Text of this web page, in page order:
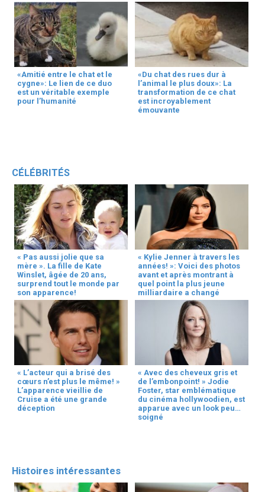
«Amitié entre le chat et le
cygne»: Le lien de ce duo
est un véritable exemple
pour l’humanité
«Du chat des rues dur à
l’animal le plus doux»: La
transformation de ce chat
est incroyablement
émouvante
CÉLÉBRITÉS
« Pas aussi jolie que sa
mère ». La fille de Kate
Winslet, âgée de 20 ans,
surprend tout le monde par
son apparence!
« Kylie Jenner à travers les
années! »: Voici des photos
avant et après montrant à
quel point la plus jeune
milliardaire a changé
« L’acteur qui a brisé des
cœurs n’est plus le même! »
L’apparence vieillie de
Cruise a été une grande
déception
« Avec des cheveux gris et
de l’embonpoint! » Jodie
Foster, star emblématique
du cinéma hollywoodien, est
apparue avec un look peu
soigné
Histoires intéressantes